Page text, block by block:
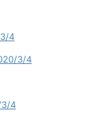
4
3/4
3/4